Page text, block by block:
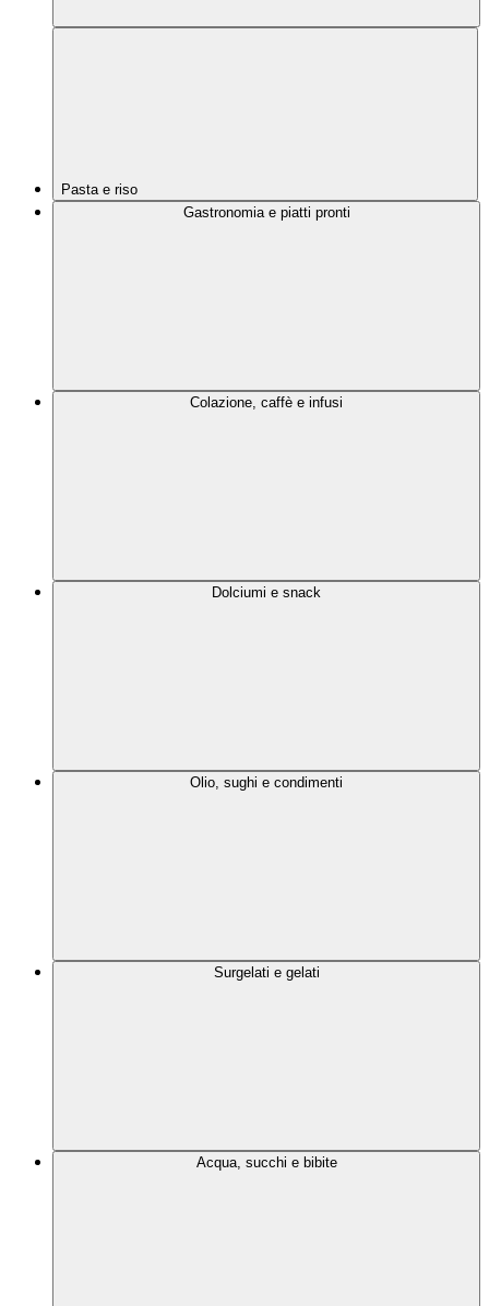
Pasta e riso
Gastronomia e piatti pronti
Colazione, caffè e infusi
Dolciumi e snack
Olio, sughi e condimenti
Surgelati e gelati
Acqua, succhi e bibite